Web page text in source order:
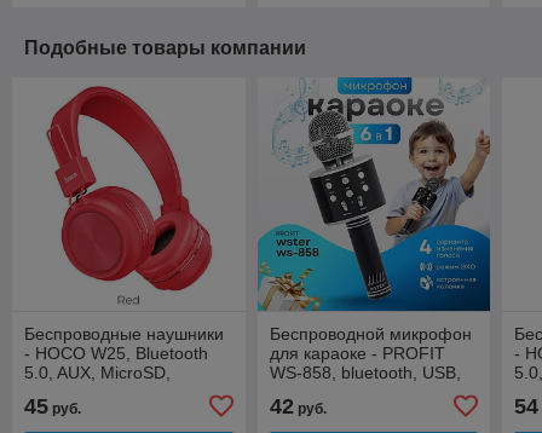
Подобные товары компании
Беспроводные наушники
- HOCO W25, Bluetooth
5.0, AUX, MicroSD,
часов), красные
45 руб.
Беспроводной микрофон
для караоке - PROFIT
WS-858, bluetooth, USB,
MicroSD, AUX, изменение
голоса, черный
42руб.
-
54